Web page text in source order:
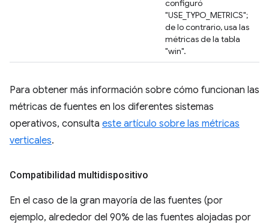
configuró
"USE_TYPO_METRICS";
de lo contrario, usa las
métricas de la tabla
"win".
Para obtener más información sobre cómo funcionan las
métricas de fuentes en los diferentes sistemas
operativos, consulta este artículo sobre las métricas
verticales.
Compatibilidad multidispositivo
En el caso de la gran mayoría de las fuentes (por
ejemplo, alrededor del 90% de las fuentes alojadas por